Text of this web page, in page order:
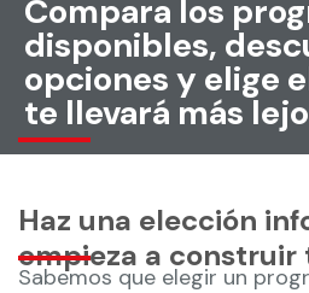
Compara los
disponibles,
opciones y elige
te llevará más
Haz una elección
empieza a
Sabemos que elegir un